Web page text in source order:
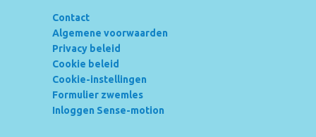
Contact
Algemene voorwaarden
Privacy beleid
Cookie beleid
Cookie-instellingen
Formulier zwemles
Inloggen Sense-motion